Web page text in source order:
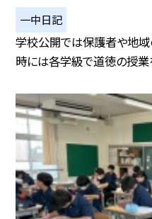
一中日記
学校公開では保護者や地域
時には各学級で道徳の授業